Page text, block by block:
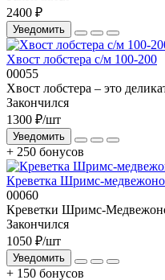
2400 ₽
Уведомить
Хвост лобстера с/м 100-200
00055
Хвост лобстера – это
Закончился
1300 ₽/шт
Уведомить
+ 250 бонусов
Креветка Шримс-
00060
Креветки Шримс-
Закончился
1050 ₽/шт
Уведомить
+ 150 бонусов